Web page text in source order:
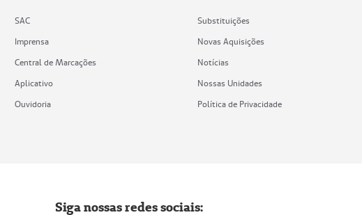
SAC
Imprensa
Central de Marcações
Aplicativo
Ouvidoria
Substituições
Novas Aquisições
Notícias
Nossas Unidades
Política de Privacidade
Siga nossas redes sociais: